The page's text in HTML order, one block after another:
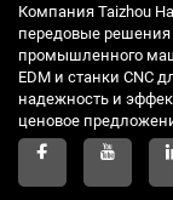
Компания Taizhou
передовые решения
промышленного
EDM и станки CNC
надежность и
ценовое